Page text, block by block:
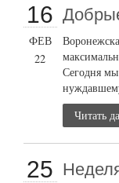
16
ФЕВ
22
Сегодня
Читать
25